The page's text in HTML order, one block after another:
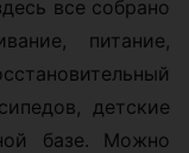
все собрано
питание,
детские
базе. Можно